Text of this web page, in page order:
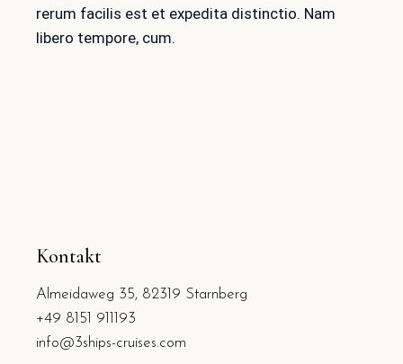
rerum facilis est et expedita distinctio. Nam
libero tempore, cum.
Kontakt
Almeidaweg 35, 82319 Starnberg
+49 8151 911193
info@3ships-cruises.com